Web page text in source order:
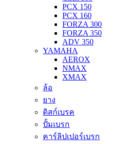
PCX 150
PCX 160
FORZA 300
FORZA 350
ADV 350
YAMAHA
AEROX
NMAX
XMAX
ล้อ
ยาง
ดิสก์เบรค
ปั้มเบรก
คาร์ลิปเปอร์เบรก